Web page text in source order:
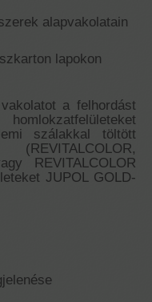
alapvakolatain
lapokon
a felhordást
szálakkal töltött
REVITALCOLOR
JUPOL GOLD-